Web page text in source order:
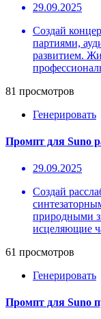
29.09.2025
Создай
партиями,
развитием.
81 просмотров
Генерировать
Промпт для Suno
29.09.2025
Создай
природными
исцеляющие
61 просмотров
Генерировать
Промпт для Suno